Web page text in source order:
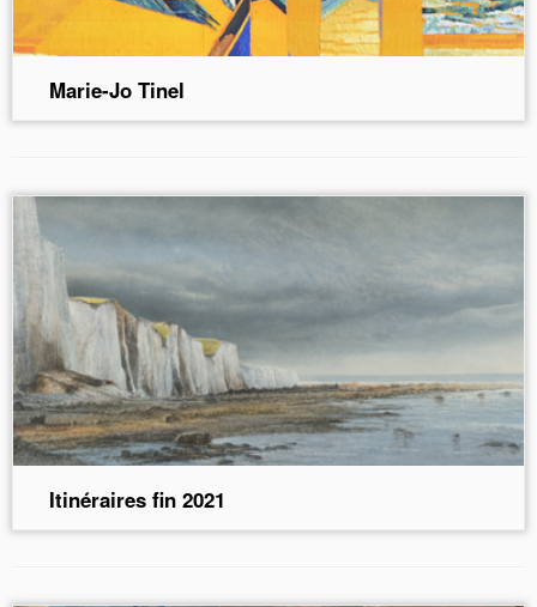
Marie-Jo Tinel
Itinéraires fin 2021